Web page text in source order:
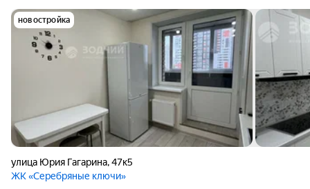
новостройка
улица Юрия Гагарина,47к5
ЖК «Серебряные ключи»